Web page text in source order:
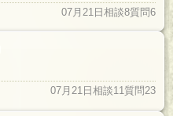
07月21日 相談8質問6
07月21日 相談11質問23